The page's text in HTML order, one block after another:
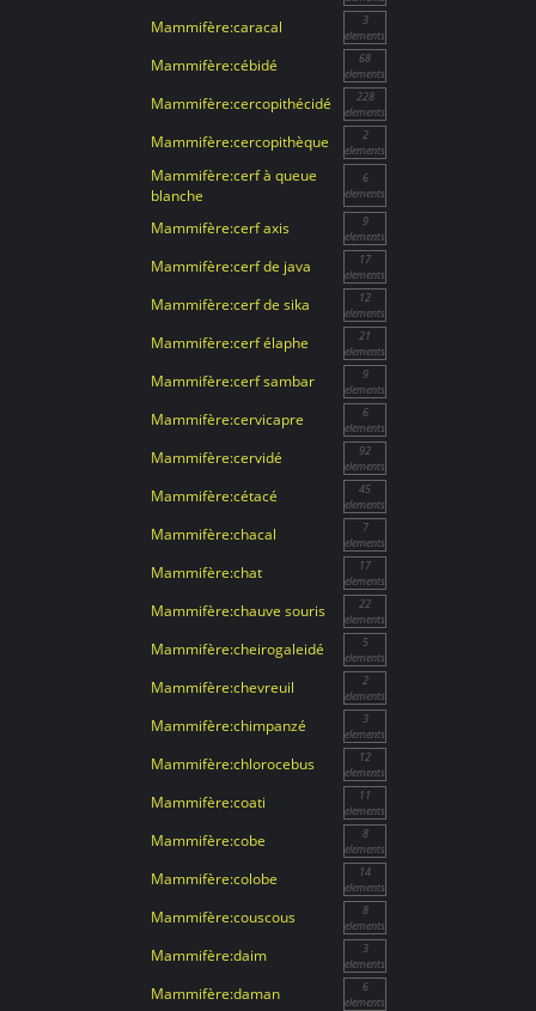
Mammifère:caracal
3
elements
Mammifère:cébidé
68
elements
Mammifère:cercopithécidé
228
elements
Mammifère:cercopithèque
2
elements
Mammifère:cerf à queue
blanche
6
elements
Mammifère:cerf axis
9
elements
Mammifère:cerf de java
17
elements
Mammifère:cerf de sika
12
elements
Mammifère:cerf élaphe
21
elements
Mammifère:cerf sambar
9
elements
Mammifère:cervicapre
6
elements
Mammifère:cervidé
92
elements
Mammifère:cétacé
45
elements
Mammifère:chacal
7
elements
Mammifère:chat
17
elements
Mammifère:chauve souris
22
elements
Mammifère:cheirogaleidé
5
elements
Mammifère:chevreuil
2
elements
Mammifère:chimpanzé
3
elements
Mammifère:chlorocebus
12
elements
Mammifère:coati
11
elements
Mammifère:cobe
8
elements
Mammifère:colobe
14
elements
Mammifère:couscous
8
elements
Mammifère:daim
3
elements
Mammifère:daman
6
elements